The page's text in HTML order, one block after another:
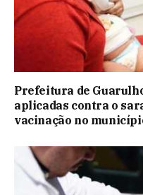
Prefeitura de
aplicadas contra o
vacinação no